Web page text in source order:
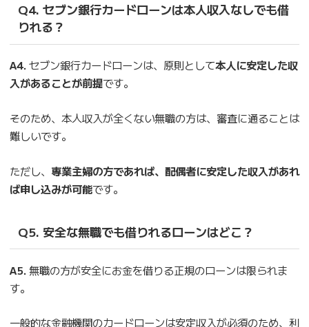
Q4. セブン銀行カードローンは本人収入なしでも借
りれる？
A4. セブン銀行カードローンは、原則として本人に安定した収
入があることが前提です。
そのため、本人収入が全くない無職の方は、審査に通ることは
難しいです。
ただし、 専業主婦の方であれば、配偶者に安定した収入があれ
ば申し込みが可能です。
Q5. 安全な無職でも借りれるローンはどこ？
A5. 無職の方が安全にお金を借りる正規のローンは限られま
す。
一般的な金融機関のカードローンは安定収入が必須のため、利